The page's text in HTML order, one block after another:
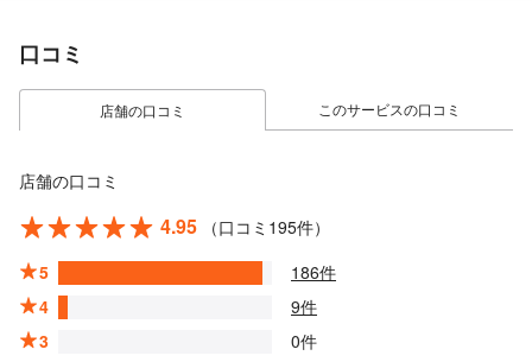
口コミ
店舗の口コミ このサービスの口コミ
店舗の口コミ
4.95
（口コミ195件）
5
186件
4
9件
3
0件